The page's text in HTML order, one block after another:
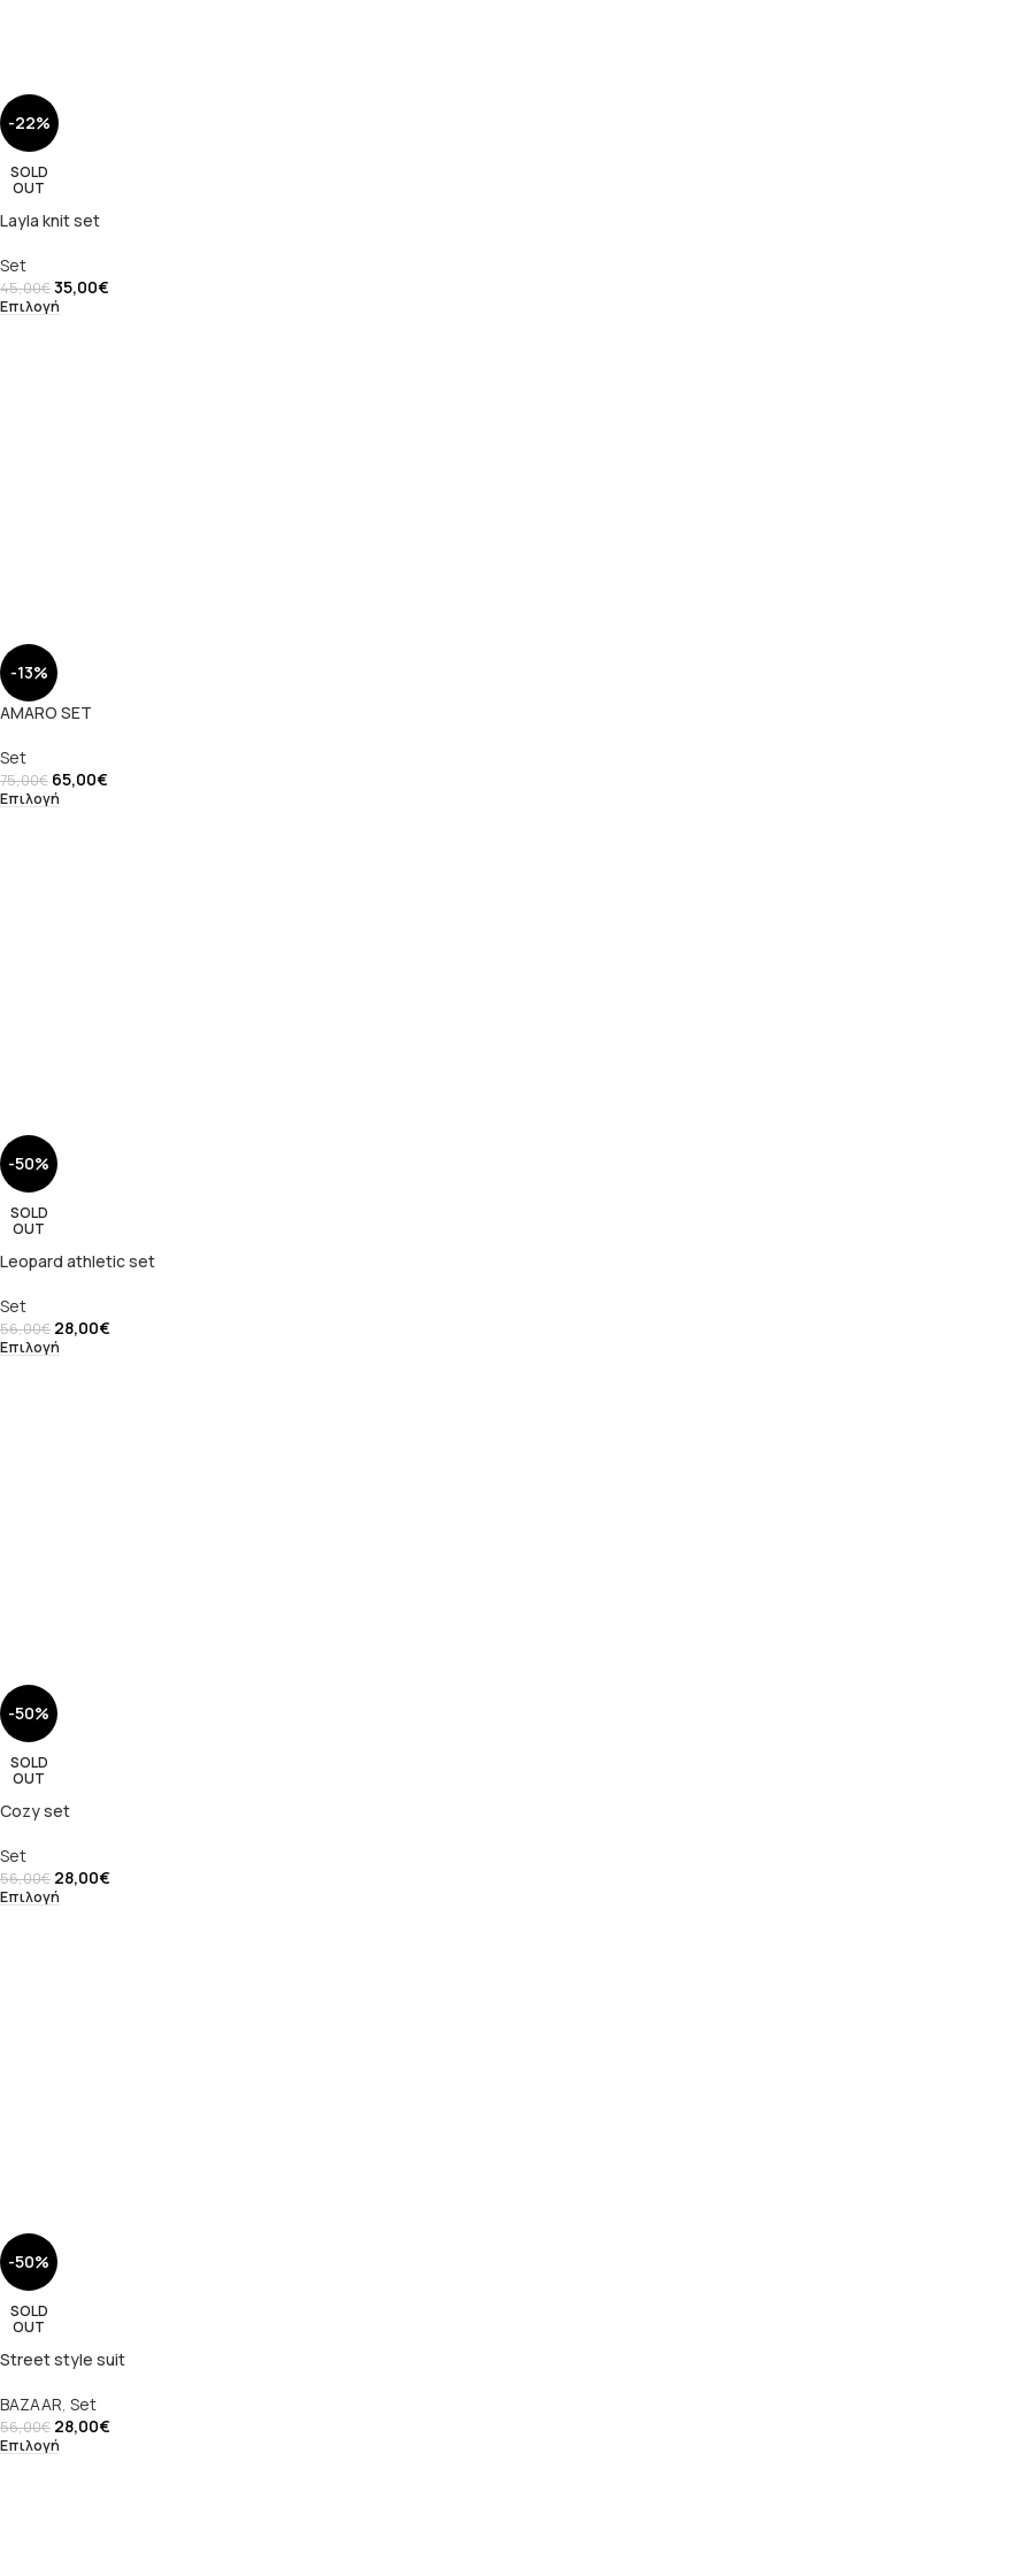
-22%
SOLD
OUT
Layla knit set
Set
45,00€35,00€
Επιλογή
-13%
AMARO SET
Set
75,00€ 65,00€
Επιλογή
-50%
SOLD
OUT
Leopard athletic set
Set
56,00€ 28,00€
Επιλογή
-50%
SOLD
OUT
Cozy set
Set
56,00€ 28,00€
Επιλογή
-50%
SOLD
OUT
Street style suit
BAZAAR, Set
56,00€ 28,00€
Επιλογή